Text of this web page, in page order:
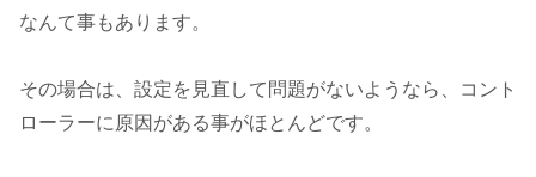
なんて事もあります。
その場合は、設定を見直して問題がないようなら、コント
ローラーに原因がある事がほとんどです。